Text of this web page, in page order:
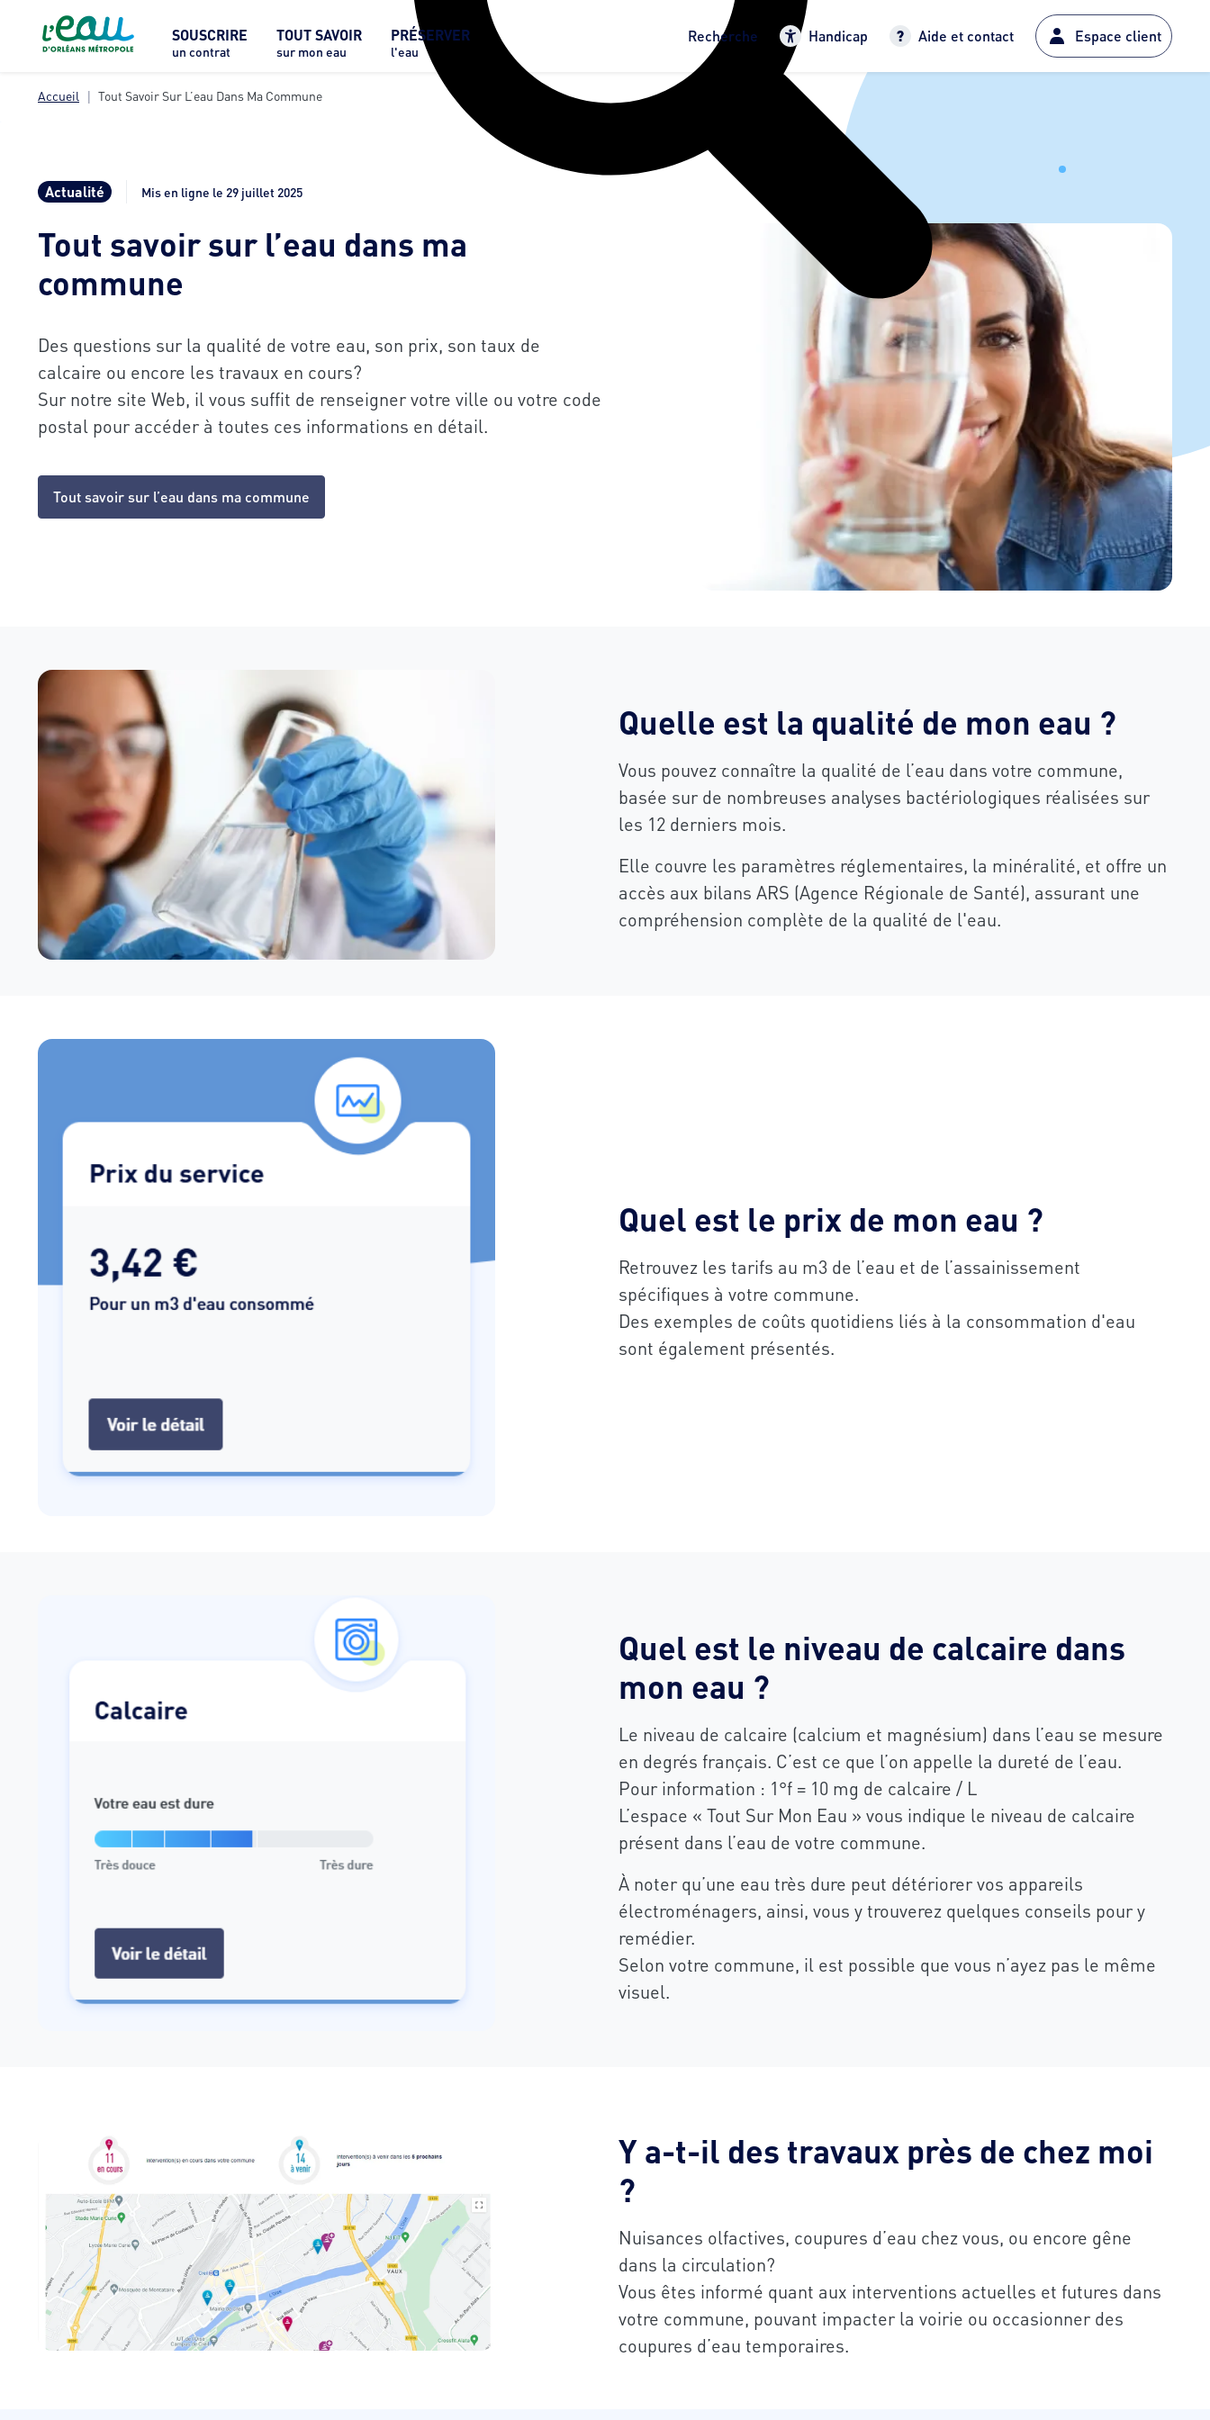
SOUSCRIRE
un contrat
TOUT SAVOIR
sur mon eau
PRÉSERVER
l'eau
Recherche Handicap Aide et contact Espace client
Accueil Tout Savoir Sur L’eau Dans Ma Commune
Actualité Mis en ligne le 29 juillet 2025
Tout savoir sur l’eau dans ma
commune
Des questions sur la qualité de votre eau, son prix, son taux de
calcaire ou encore les travaux en cours?
Sur notre site Web, il vous suffit de renseigner votre ville ou votre code
postal pour accéder à toutes ces informations en détail.
Tout savoir sur l’eau dans ma commune
Quelle est la qualité de mon eau ?
Vous pouvez connaître la qualité de l’eau dans votre commune,
basée sur de nombreuses analyses bactériologiques réalisées sur
les 12 derniers mois.
Elle couvre les paramètres réglementaires, la minéralité, et offre un
accès aux bilans ARS (Agence Régionale de Santé), assurant une
compréhension complète de la qualité de l'eau.
Quel est le prix de mon eau ?
Retrouvez les tarifs au m3 de l’eau et de l’assainissement
spécifiques à votre commune.
Des exemples de coûts quotidiens liés à la consommation d'eau
sont également présentés.
Quel est le niveau de calcaire dans
mon eau ?
Le niveau de calcaire (calcium et magnésium) dans l’eau se mesure
en degrés français. C’est ce que l’on appelle la dureté de l’eau.
Pour information : 1°f = 10 mg de calcaire / L
L’espace « Tout Sur Mon Eau » vous indique le niveau de calcaire
présent dans l’eau de votre commune.
À noter qu’une eau très dure peut détériorer vos appareils
électroménagers, ainsi, vous y trouverez quelques conseils pour y
remédier.
Selon votre commune, il est possible que vous n’ayez pas le même
visuel.
Y a-t-il des travaux près de chez moi
?
Nuisances olfactives, coupures d’eau chez vous, ou encore gêne
dans la circulation?
Vous êtes informé quant aux interventions actuelles et futures dans
votre commune, pouvant impacter la voirie ou occasionner des
coupures d’eau temporaires.